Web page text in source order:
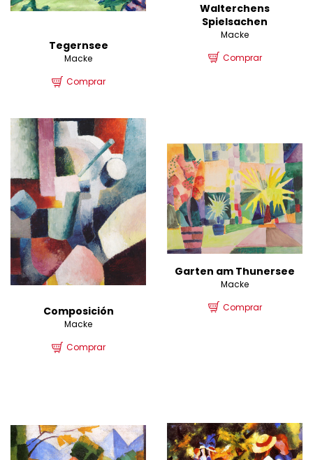
Tegernsee
Macke
Comprar
Walterchens
Spielsachen
Macke
Comprar
Composición
Macke
Comprar
Garten am Thunersee
Macke
Comprar